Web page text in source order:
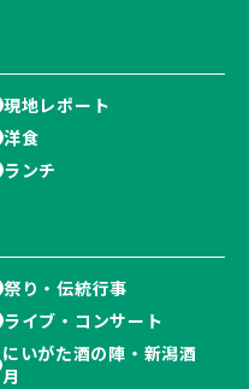
現地レポート
洋食
ランチ
祭り・伝統行事
ライブ・コンサート
にいがた酒の陣・新潟酒
月